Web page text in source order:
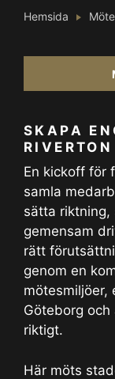
Hemsida
SKAPA
RIVERTON
En kickoff för
samla
sätta riktning,
gemensam
rätt
genom en
mötesmiljöer,
Göteborg
riktigt.
Här möts